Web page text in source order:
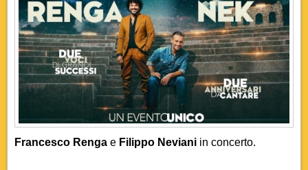
Francesco Renga e Filippo Neviani in concerto.